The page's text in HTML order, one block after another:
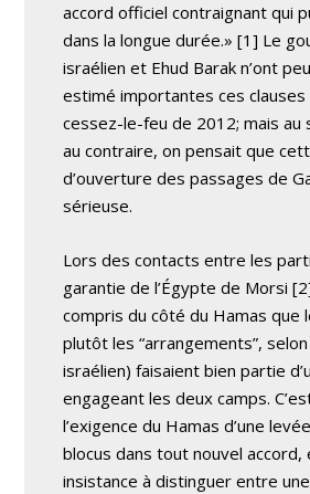
accord officiel contraignant qui
dans la longue durée.» [1] Le
israélien et Ehud Barak n’ont
estimé importantes ces clauses
cessez-le-feu de 2012; mais au
au contraire, on pensait que
d’ouverture des passages de
sérieuse.
Lors des contacts entre les
garantie de l’Égypte de Morsi
compris du côté du Hamas que
plutôt les “arrangements”,
israélien) faisaient bien partie
engageant les deux camps.
l’exigence du Hamas d’une
blocus dans tout nouvel accord,
insistance à distinguer entre